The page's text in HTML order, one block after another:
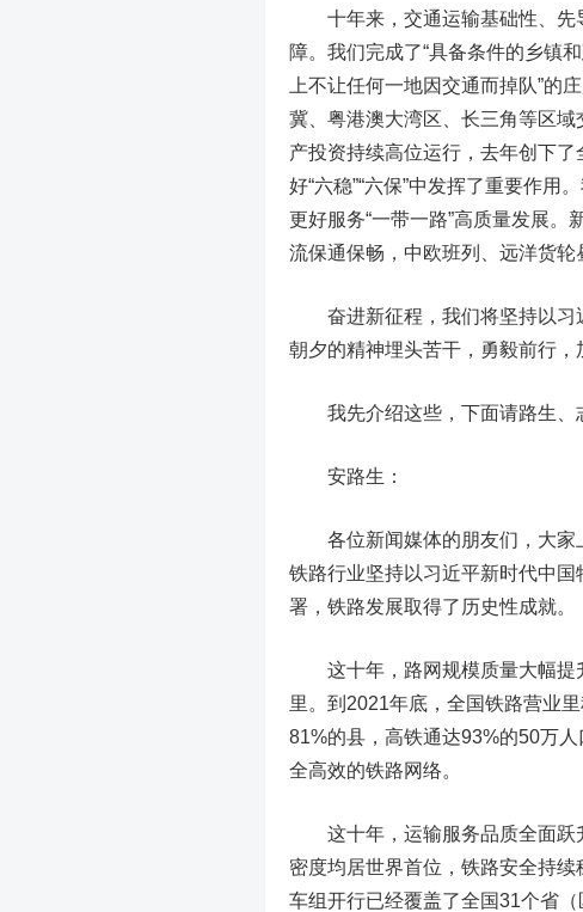
十年来，交通运输基础性、
障。 我们完成了“具备条件的乡镇
上不让任何一地因交通而掉队”的
冀、粤港澳大湾区、长三角等区
产投资持续高位运行，去年创下
好“六稳”“六保”中发挥了重要作用
更好服务“一带一路”高质量发展
流保通保畅，中欧班列、远洋货轮
奋进新征程，我们将坚持以习
朝夕的精神埋头苦干，勇毅前行，
我先介绍这些，下面请路生、志
安路生：
各位新闻媒体的朋友们，大家
铁路行业坚持以习近平新时代中
署，铁路发展取得了历史性成就。
这十年，路网规模质量大幅提
里。到2021年底，全国铁路营业
81%的县，高铁通达93%的50万
全高效的铁路网络。
这十年，运输服务品质全面跃
密度均居世界首位，铁路安全持
车组开行已经覆盖了全国31个省